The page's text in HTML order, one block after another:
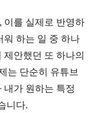
이를 실제로 반영하
워 하는 일 중 하나
안했던 또 하나의
는 단순히 유튜브
내가 원하는 특정
니다.